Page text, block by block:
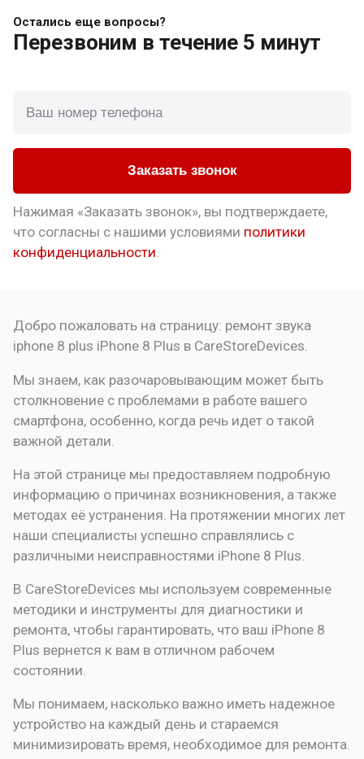
Остались еще вопросы?
Перезвоним в течение 5 минут
Заказать звонок
Нажимая «Заказать звонок», вы подтверждаете,
что согласны с нашими условиями политики
конфиденциальности.
Добро пожаловать на страницу: ремонт звука
iphone 8 plus iPhone 8 Plus в CareStoreDevices.
Мы знаем, как разочаровывающим может быть
столкновение с проблемами в работе вашего
смартфона, особенно, когда речь идет о такой
важной детали.
На этой странице мы предоставляем подробную
информацию о причинах возникновения, а также
методах её устранения. На протяжении многих лет
наши специалисты успешно справлялись с
различными неисправностями iPhone 8 Plus.
В CareStoreDevices мы используем современные
методики и инструменты для диагностики и
ремонта, чтобы гарантировать, что ваш iPhone 8
Plus вернется к вам в отличном рабочем
состоянии.
Мы понимаем, насколько важно иметь надежное
устройство на каждый день и стараемся
минимизировать время, необходимое для ремонта.